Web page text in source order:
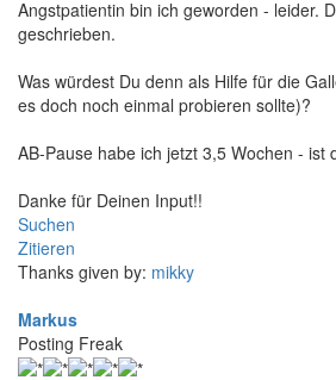
Angstpatientin bin ich geworden - leider.
geschrieben.
Was würdest Du denn als Hilfe für die
es doch noch einmal probieren sollte)?
AB-Pause habe ich jetzt 3,5 Wochen - ist
Danke für Deinen Input!!
Suchen
Zitieren
Thanks given by: mikky
Markus
Posting Freak